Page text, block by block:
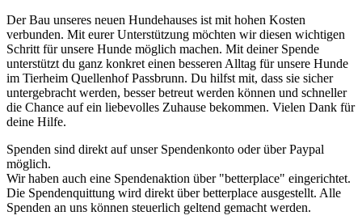
Der Bau unseres neuen Hundehauses ist mit hohen Kosten
verbunden. Mit eurer Unterstützung möchten wir diesen wichtigen
Schritt für unsere Hunde möglich machen. Mit deiner Spende
unterstützt du ganz konkret einen besseren Alltag für unsere Hunde
im Tierheim Quellenhof Passbrunn. Du hilfst mit, dass sie sicher
untergebracht werden, besser betreut werden können und schneller
die Chance auf ein liebevolles Zuhause bekommen. Vielen Dank für
deine Hilfe.
Spenden sind direkt auf unser Spendenkonto oder über Paypal
möglich.
Wir haben auch eine Spendenaktion über "betterplace" eingerichtet.
Die Spendenquittung wird direkt über betterplace ausgestellt. Alle
Spenden an uns können steuerlich geltend gemacht werden.